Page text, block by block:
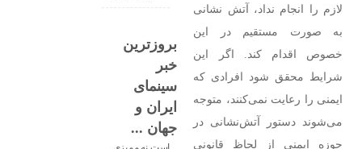
لازم را انجام نداد، آتش نشانی
به صورت مستقیم در این
خصوص اقدام کند. اگر این
شرایط محقق شود افرادی که
ایمنی را رعایت نمی‌کنند، متوجه
می‌شوند دستور آتش‌نشانی در
حوزه ایمنی از لحاظ قانونی
بروزترین
خبر
سینمای
ایران و
جهان ...
معاون جدید
ارزشیابی و
نظارت سینما :
کار ما تنظیم‌گری